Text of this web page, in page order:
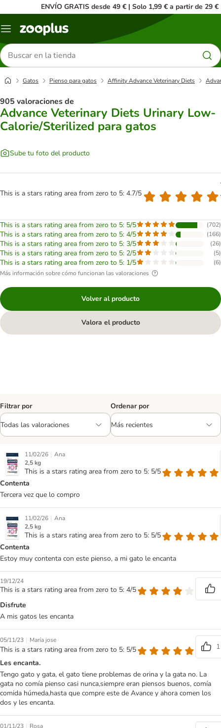
ENVÍO GRATIS desde 49 € | Solo 1,99 € a partir de 29 €
Menú
Buscar
productos
Gatos Pienso para gatos Affinity Advance Veterinary Diets
905 valoraciones de
Advance Veterinary Diets Urinary Low-
Calorie/Sterilized para gatos
Sube tu foto del producto
This is a stars rating area from zero to 5: 4.7/5
This is a stars rating area from zero to 5: 5/5 (702)
This is a stars rating area from zero to 5: 4/5 (166)
This is a stars rating area from zero to 5: 3/5 (26)
This is a stars rating area from zero to 5: 2/5 (5)
This is a stars rating area from zero to 5: 1/5 (6)
Más información sobre cómo funcionan las valoraciones
Volver al producto
Valora el producto
Filtrar por Ordenar por
11/02/26 | Ana
2,5 kg
This is a stars rating area from zero to 5: 5/5
Contenta
Tercera vez que lo compro
11/02/26 | Ana
2,5 kg
This is a stars rating area from zero to 5: 5/5
Contenta
Estoy muy contenta con este pienso, a mi gato le encanta
19/12/24
This is a stars rating area from zero to 5: 4/5
Disfrute
A mis gatos les encanta
05/11/23 | María jose
This is a stars rating area from zero to 5: 5/5
1
Les encanta.
Tengo gato y gata, el gato tiene problemas de orina y la gata no. La
gata no comía pienso casi nunca,siempre eran piensos buenos, comía
comida húmeda,hasta que compre este de Avance y ahora comen los
dos y les encanta.
01/11/23 Rosa